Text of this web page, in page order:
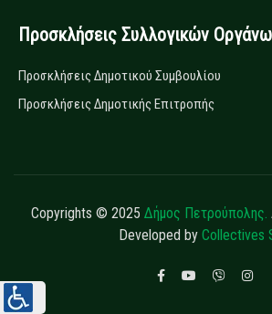
Προσκλήσεις Συλλογικών
Προσκλήσεις Δημοτικού Συμβουλίου
Προσκλήσεις Δημοτικής Επιτροπής
Copyrights © 2025 Δήμος Πετρούπολης.
Developed by Collectives